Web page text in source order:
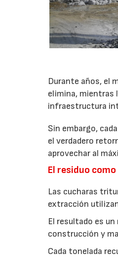
Durante años, el
elimina, mientras
infraestructura
Sin embargo,
el verdadero
aprovechar al
El residuo
Las cucharas
extracción
El resultado es
construcción y
Cada tonelada